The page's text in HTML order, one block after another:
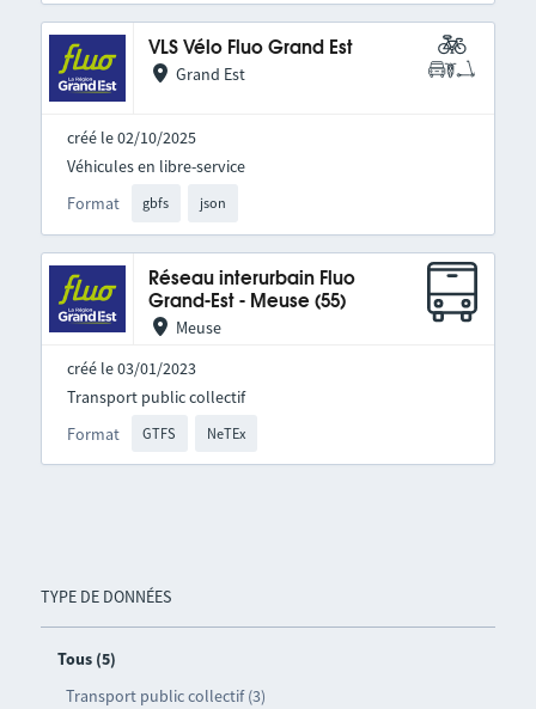
TYPE DE DONNÉES
Tous (5)
Transport public collectif (3)
VLS Vélo Fluo Grand Est
Grand Est
créé le 02/10/2025
Format gbfs json
Véhicules en libre-service
Réseau interurbain Fluo
Grand-Est - Meuse (55)
Meuse
créé le 03/01/2023
Format GTFS NeTEx
Transport public collectif